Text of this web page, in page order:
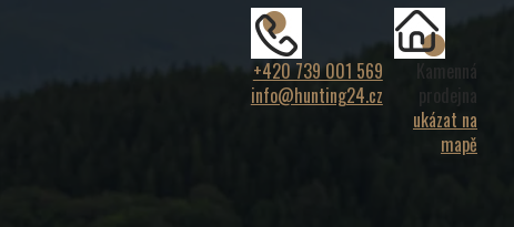
+420 739 001 569
info@hunting24.cz
Kamenná
prodejna
ukázat na
mapě